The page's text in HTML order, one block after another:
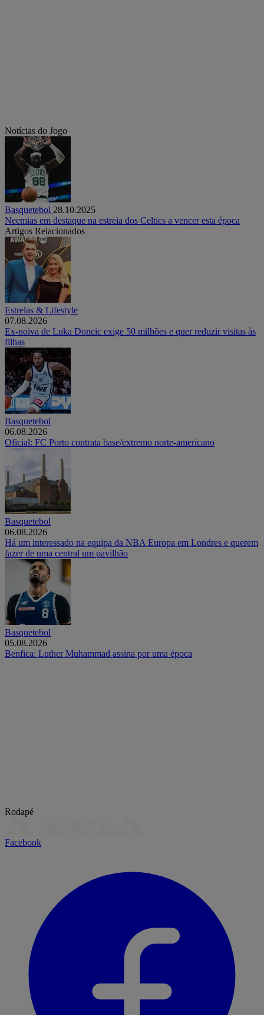
Notícias do Jogo
Basquetebol 28.10.2025
Neemias em destaque na estreia dos Celtics a vencer esta época
Artigos Relacionados
Estrelas & Lifestyle
07.08.2026
Ex-noiva de Luka Doncic exige 50 milhões e quer reduzir visitas às
filhas
Basquetebol
06.08.2026
Oficial: FC Porto contrata base/extremo norte-americano
Basquetebol
06.08.2026
Há um interessado na equipa da NBA Europa em Londres e querem
fazer de uma central um pavilhão
Basquetebol
05.08.2026
Benfica: Luther Muhammad assina por uma época
Rodapé
Facebook